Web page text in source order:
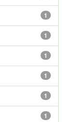
1
1
1
1
1
1